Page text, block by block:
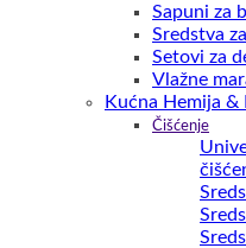
Sapuni za
Sredstva
Setovi za
Vlažne
Kućna Hemija
Čišćenje